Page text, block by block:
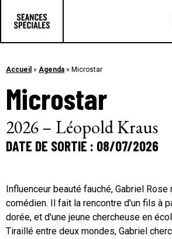
Les articles
Accueil » Agenda » Microstar
Microstar
2026 – Léopold Kraus
DATE DE SORTIE : 08/07/2026
Influenceur beauté fauché, Gabriel
comédien. Il fait la rencontre d'un fils à
dorée, et d'une jeune chercheuse en
Tiraillé entre deux mondes, Gabriel